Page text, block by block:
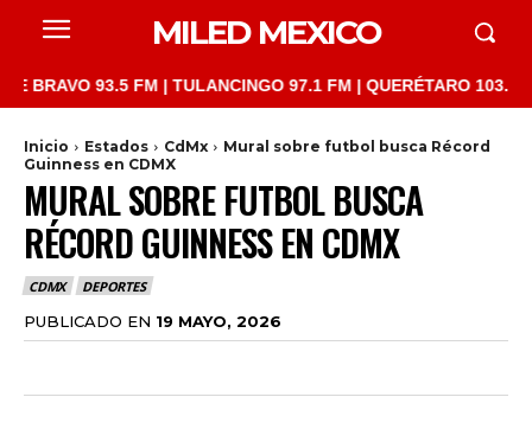
MILED MEXICO
93.5 FM | TULANCINGO 97.1 FM | QUERÉTARO 103.1 FM |
Inicio Estados CdMx
Mural sobre futbol busca Récord
Guinness en CDMX
MURAL SOBRE FUTBOL BUSCA
RÉCORD GUINNESS EN CDMX
CDMX DEPORTES
PUBLICADO EN 19 MAYO, 2026